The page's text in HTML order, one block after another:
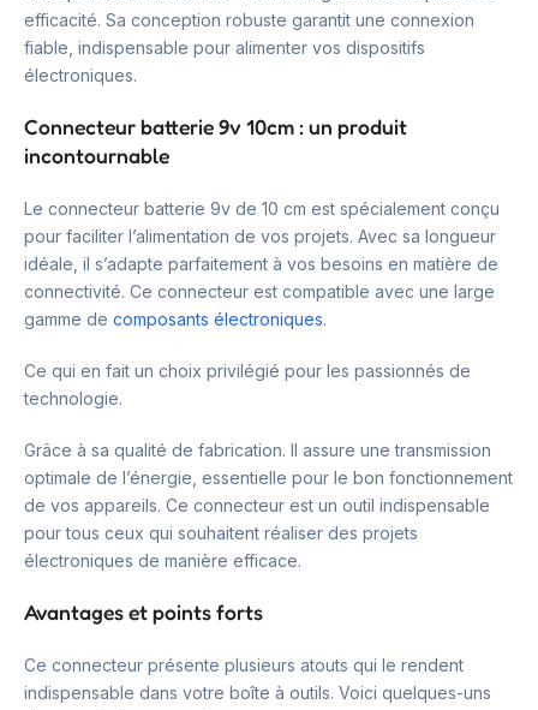
efficacité. Sa conception robuste garantit une connexion
fiable, indispensable pour alimenter vos dispositifs
électroniques.
Connecteur batterie 9v 10cm : un produit
incontournable
Le connecteur batterie 9v de 10 cm est spécialement conçu
pour faciliter l’alimentation de vos projets. Avec sa longueur
idéale, il s’adapte parfaitement à vos besoins en matière de
connectivité. Ce connecteur est compatible avec une large
gamme de composants électroniques.
Ce qui en fait un choix privilégié pour les passionnés de
technologie.
Grâce à sa qualité de fabrication. Il assure une transmission
optimale de l’énergie, essentielle pour le bon fonctionnement
de vos appareils. Ce connecteur est un outil indispensable
pour tous ceux qui souhaitent réaliser des projets
électroniques de manière efficace.
Avantages et points forts
Ce connecteur présente plusieurs atouts qui le rendent
indispensable dans votre boîte à outils. Voici quelques-uns